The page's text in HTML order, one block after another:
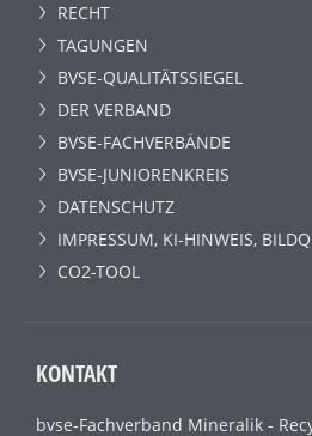
RECHT
TAGUNGEN
BVSE-QUALITÄTSSIEGEL
DER VERBAND
BVSE-FACHVERBÄNDE
BVSE-JUNIORENKREIS
DATENSCHUTZ
IMPRESSUM, KI-HINWEIS,
CO2-TOOL
KONTAKT
bvse-Fachverband Mineralik -